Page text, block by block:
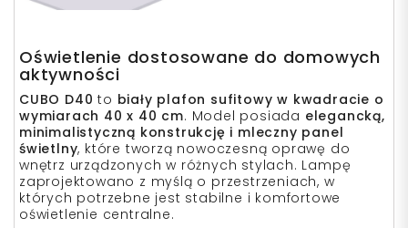
Oświetlenie dostosowane do domowych
aktywności
CUBO D40 to biały plafon sufitowy w kwadracie o
wymiarach 40 x 40 cm. Model posiada elegancką,
minimalistyczną konstrukcję i mleczny panel
świetlny, które tworzą nowoczesną oprawę do
wnętrz urządzonych w różnych stylach. Lampę
zaprojektowano z myślą o przestrzeniach, w
których potrzebne jest stabilne i komfortowe
oświetlenie centralne.